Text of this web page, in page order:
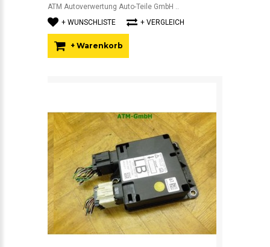
ATM Autoverwertung Auto-Teile GmbH ..
+ WUNSCHLISTE
+ VERGLEICH
+ Warenkorb